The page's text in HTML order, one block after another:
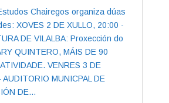
Chairegos organiza dúas
XOVES 2 DE XULLO, 20:00 -
DE VILALBA: Proxección do
QUINTERO, MÁIS DE 90
VENRES 3 DE
MUNICPAL DE
DE...